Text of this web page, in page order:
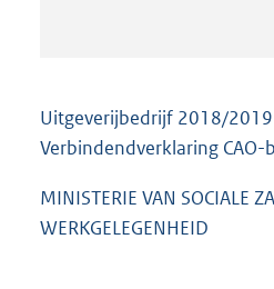
Uitgeverijbedrijf 2018/2019
Verbindendverklaring CAO-
MINISTERIE VAN SOCIALE
WERKGELEGENHEID